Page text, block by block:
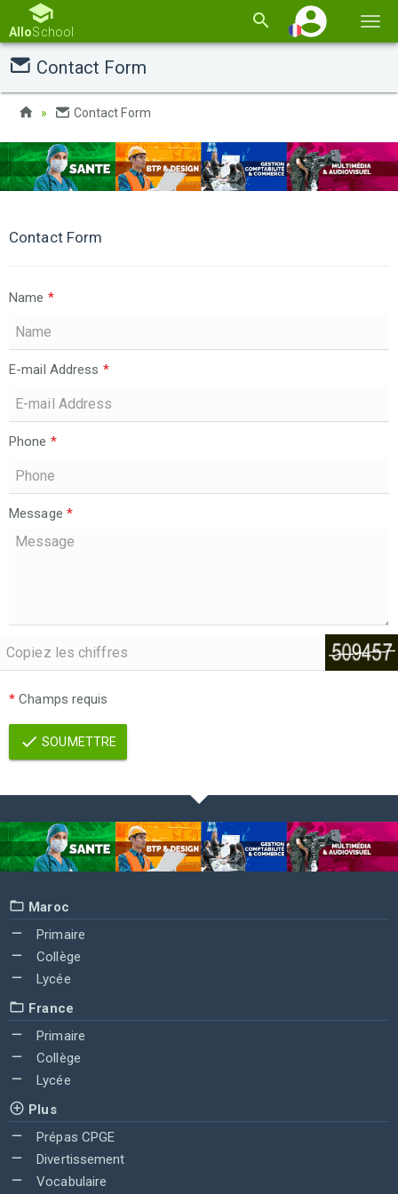
la
AlloSchool
Contact Form
Contact Form
Contact Form
Name *
E-mail Address *
Phone *
Message *
* Champs requis
SOUMETTRE
Maroc
Primaire
Collège
Lycée
France
Primaire
Collège
Lycée
Plus
Prépas CPGE
Divertissement
Vocabulaire